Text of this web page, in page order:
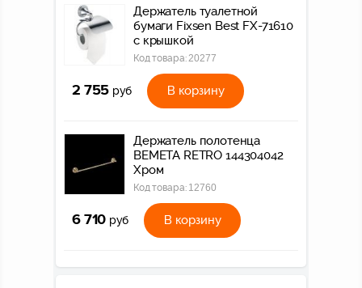
Держатель туалетной
бумаги Fixsen Best FX-71610
с крышкой
Код товара: 20277
2 755 руб В корзину
Держатель полотенца
BEMETA RETRO 144304042
Хром
Код товара: 12760
6 710 руб В корзину